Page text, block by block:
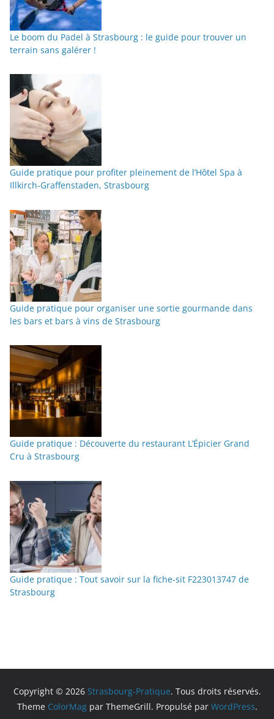
Le boom du Padel à Strasbourg : le guide pour trouver un
terrain sans galérer !
Guide pratique pour profiter pleinement de l’Hôtel Spa à
Illkirch-Graffenstaden, Strasbourg
Guide pratique pour organiser une sortie gourmande dans
les bars et bars à vins de Strasbourg
Guide pratique : Découverte du restaurant L’Épicier Grand
Cru à Strasbourg
Guide pratique : Tout savoir sur la fiche-sit F223013747 de
Strasbourg
Copyright © 2026 Strasbourg-Pratique. Tous droits réservés.
Theme ColorMagpar ThemeGrill. Propulsé par WordPress.